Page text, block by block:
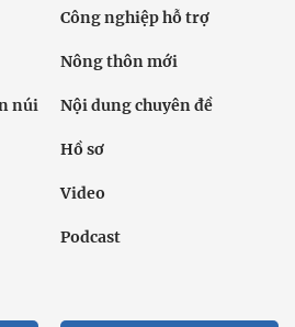
Công nghiệp hỗ trợ
Nông thôn mới
núi Nội dung chuyên đề
Hồ sơ
Video
Podcast